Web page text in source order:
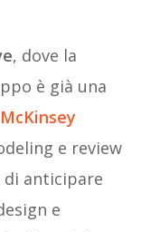
, dove la
è già una
e review
anticipare
e